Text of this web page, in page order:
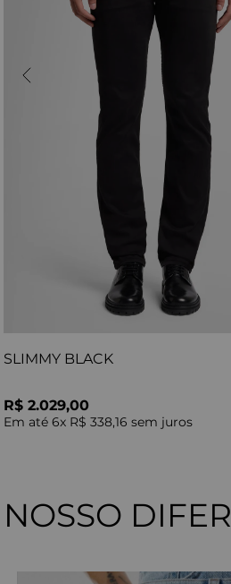
SLIMMY BLACK
R$ 2.029,00
Em até 6x R$ 338,16 sem juros
NOSSO